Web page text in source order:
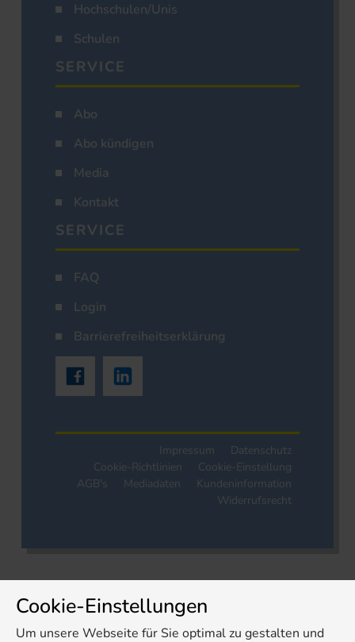
Hochschulen/Unis
Schulen
SERVICE
Abo
Abo kündigen
Media
Kontakt
SERVICE
FAQ
Login
Barrierefreiheitserklärung
Impressum
Datenschutz
Cookie-Richtlinien
Cookie-Einstellung
AGB's
Mediadaten
Kundeninformation
Widerrufsrecht
Cookie-Einstellungen
Um unsere Webseite für Sie optimal zu gestalten und